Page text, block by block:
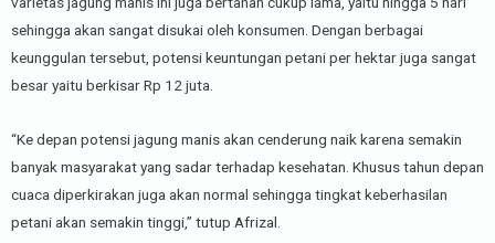
sehingga akan sangat disukai oleh konsumen. Dengan berbagai
keunggulan tersebut, potensi keuntungan petani per hektar juga sangat
besar yaitu berkisar Rp 12 juta.
“Ke depan potensi jagung manis akan cenderung naik karena semakin
banyak masyarakat yang sadar terhadap kesehatan. Khusus tahun depan
cuaca diperkirakan juga akan normal sehingga tingkat keberhasilan
petani akan semakin tinggi,” tutup Afrizal.